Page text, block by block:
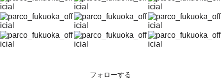
フォローする